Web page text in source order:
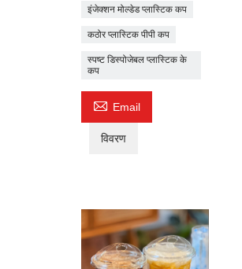
इंजेक्शन मोल्डेड प्लास्टिक कप
कठोर प्लास्टिक पीपी कप
स्पष्ट डिस्पोजेबल प्लास्टिक के
कप
 Email
विवरण